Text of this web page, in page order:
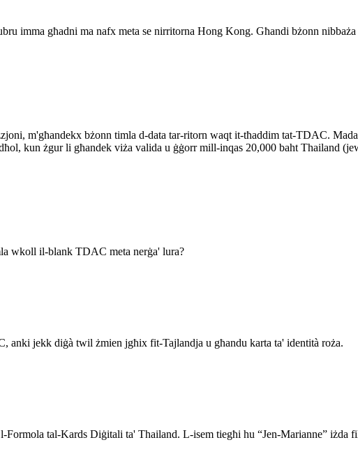
imma għadni ma nafx meta se nirritorna Hong Kong. Għandi bżonn
m'għandekx bżonn timla d-data tar-ritorn waqt it-tħaddim tat-TDAC.
kun żgur li għandek viża valida u ġġorr mill-inqas 20,000 baht Thailand
wkoll il-blank TDAC meta nerġa' lura?
jekk diġà twil żmien jgħix fit-Tajlandja u għandu karta ta' identità roża.
tal-Kards Diġitali ta' Thailand. L-isem tiegħi hu “Jen-Marianne”